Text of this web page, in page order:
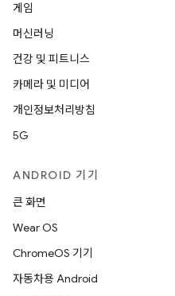
게임
머신러닝
건강 및 피트니스
카메라 및 미디어
개인정보처리방침
5G
ANDROID 기기
큰 화면
Wear OS
ChromeOS 기기
자동차용 Android